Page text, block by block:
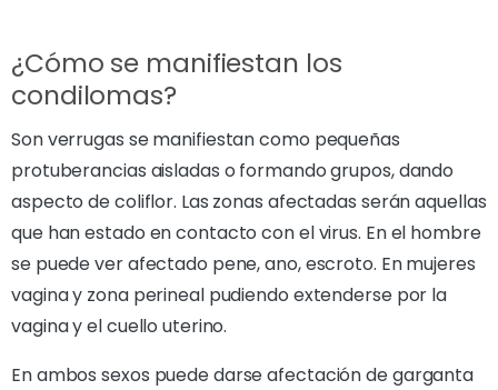
¿Cómo se manifiestan los
condilomas?
Son verrugas se manifiestan como pequeñas
protuberancias aisladas o formando grupos, dando
aspecto de coliflor. Las zonas afectadas serán aquellas
que han estado en contacto con el virus. En el hombre
se puede ver afectado pene, ano, escroto. En mujeres
vagina y zona perineal pudiendo extenderse por la
vagina y el cuello uterino.
En ambos sexos puede darse afectación de garganta